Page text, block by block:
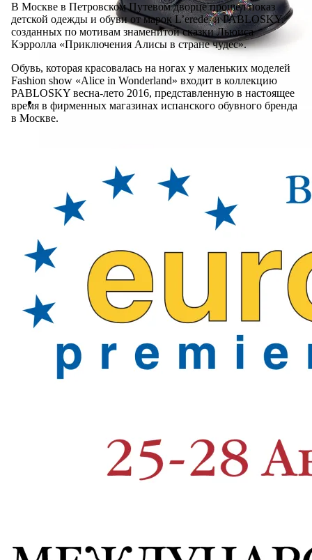
В Москве в Петровском Путевом дворце прошел показ
детской одежды и обуви от марок L’erede и PABLOSKY,
созданных по мотивам знаменитой сказки Льюиса
Кэрролла «Приключения Алисы в стране чудес».
Обувь, которая красовалась на ногах у маленьких моделей
Fashion show «Alice in Wonderland» входит в коллекцию
PABLOSKY весна-лето 2016, представленную в настоящее
время в фирменных магазинах испанского обувного бренда
в Москве.